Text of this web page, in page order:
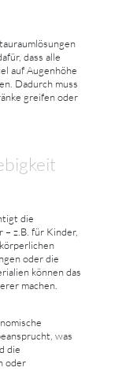
dass alle
auf Augenhöhe
Dadurch muss
greifen oder
die
z.B. für Kinder,
oder die
können das
machen.
was
die
oder